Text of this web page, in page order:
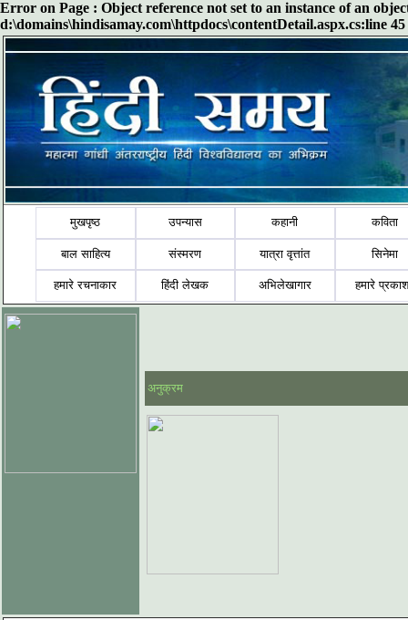
Error on Page : Object reference not set to an instance of an
d:\domains\hindisamay.com\httpdocs\contentDetail.aspx.cs:line 45
मुखपृष्ठ उपन्यास कहानी कविता
बाल साहित्य संस्मरण यात्रा वृत्तांत सिनेमा
हमारे रचनाकार हिंदी लेखक अभिलेखागार हमारे
अनुक्रम